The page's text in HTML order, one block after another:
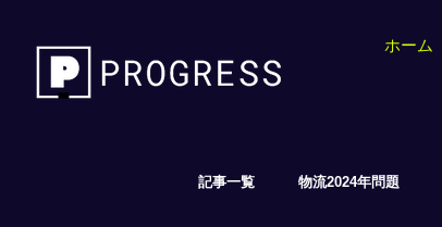
ホーム
記事一覧 物流2024年問題